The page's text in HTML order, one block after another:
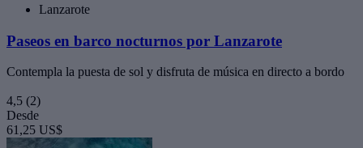
Lanzarote
Paseos en barco nocturnos por Lanzarote
Contempla la puesta de sol y disfruta de música en directo a bordo
4,5 (2)
Desde
61,25 US$